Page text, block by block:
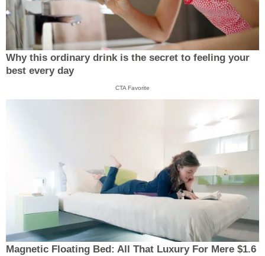
Why this ordinary drink is the secret to feeling your
best every day
CTA Favorite
Magnetic Floating Bed: All That Luxury For Mere $1.6